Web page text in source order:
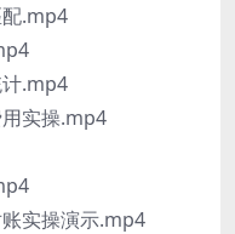
.mp4
.mp4
实操.mp4
实操演示.mp4